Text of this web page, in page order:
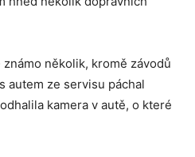
několik, kromě závodů
autem ze servisu páchal
kamera v autě, o které